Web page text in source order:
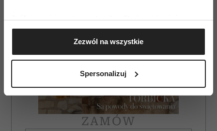
Jeśli wyrazisz na to zgodę, chcielibyśmy również:
Gromadzić dane dotyczące Twojej lokalizacji
geograficznej z dokładnością nawet do kilku metrów
Identyfikować Twoje urządzenie, aktywnie
(fingerprinting, czyli wirtualny odcisk palca)
dane są przetwarzane oraz ustaw własne preferencje w
sekcji szczegółów. W Deklaracji plików cookie możesz
zmienić lub wycofać swoją zgodę w dowolnej chwili.
Zezwól na wszystkie
Spersonalizuj
ZAMÓW